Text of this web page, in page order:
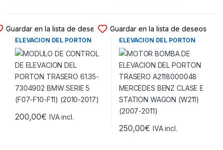
Guardar en la lista de deseos
MODULO DE CONTROL DE
ELEVACION DEL PORTON
TRASERO 61.35-7304902
BMW SERIE 5 (F07-F10-F11)
(2010-2017)
200,00€ IVA incl.
Guardar en la lista de deseos
MOTOR BOMBA DE
ELEVACION DEL PORTON
TRASERO A2118000048
MERCEDES BENZ CLASE E
STATION WAGON (W211)
(2007-2011)
250,00€ IVA incl.